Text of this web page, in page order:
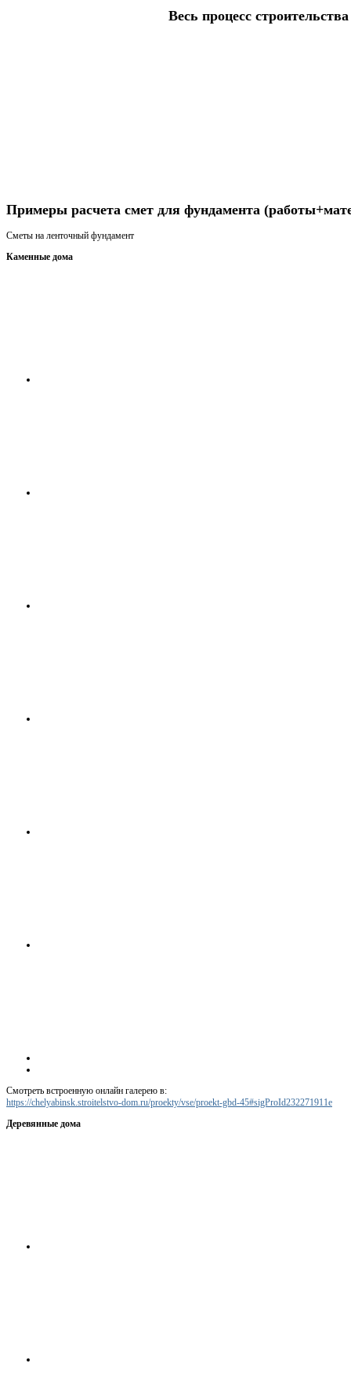
Весь процесс
Примеры расчета смет для фундамента
Сметы на ленточный фундамент
Каменные дома
Смотреть встроенную онлайн галерею в:
https://chelyabinsk.stroitelstvo-dom.ru/proekty/vse/proekt-gbd-45#sigProId232271911e
Деревянные дома